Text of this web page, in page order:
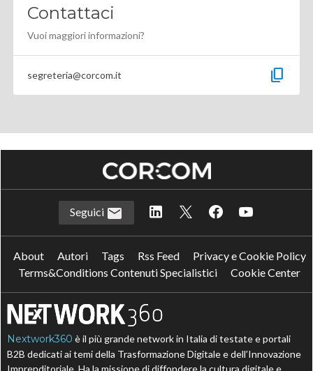
Contattaci
Vuoi maggiori informazioni?
segreteria@corcom.it content_copy
Seguici
About Autori Tags Rss Feed
Privacy e Cookie Policy
Terms&Conditions Contenuti Specialistici
Cookie Center
Nextwork360 è il più grande network in Italia di testate e portali
B2B dedicati ai temi della Trasformazione Digitale e dell’Innovazione